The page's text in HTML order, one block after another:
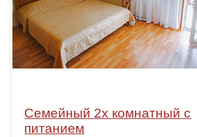
Семейный 2х комнатный с
питанием